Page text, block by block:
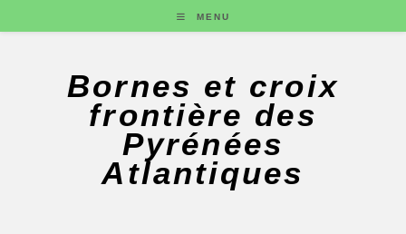
MENU
Bornes et croix
frontière des
Pyrénées
Atlantiques